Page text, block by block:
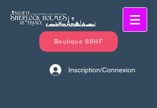
Boutique SSHF
Inscription/Connexion